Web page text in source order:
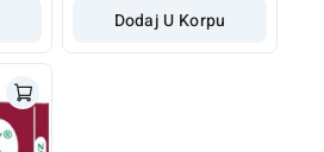
Dodaj U Korpu